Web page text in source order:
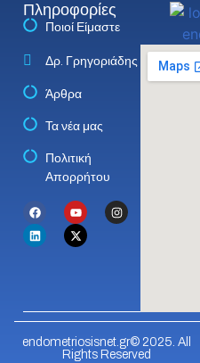
Πληροφορίες
Ποιοί Είμαστε
Δρ. Γρηγοριάδης
Άρθρα
Τα νέα μας
Πολιτική
Απορρήτου
endometriosisnet.gr© 2025. All
Rights Reserved